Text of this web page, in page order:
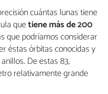
cuántas lunas tiene
quetiene más de 200
que podríamos considerar
éstas órbitas conocidas y
De estas 83,
relativamente grande